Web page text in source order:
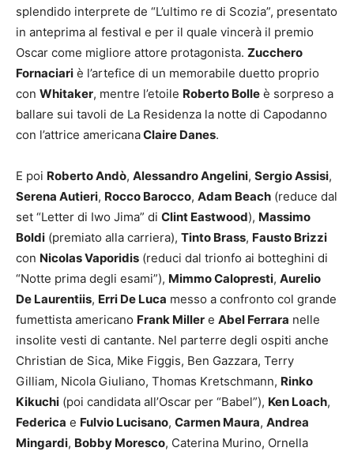
splendido interprete de “L’ultimo re di Scozia”, presentato
in anteprima al festival e per il quale vincerà il premio
Oscar come migliore attore protagonista. Zucchero
Fornaciari è l’artefice di un memorabile duetto proprio
con Whitaker, mentre l’etoile Roberto Bolle è sorpreso a
ballare sui tavoli de La Residenza la notte di Capodanno
con l’attrice americanaClaire Danes.
E poi Roberto Andò, Alessandro Angelini, Sergio Assisi,
Serena Autieri, Rocco Barocco, Adam Beach (reduce dal
set “Letter di Iwo Jima” di Clint Eastwood), Massimo
Boldi (premiato alla carriera), Tinto Brass, Fausto Brizzi
con Nicolas Vaporidis (reduci dal trionfo ai botteghini di
“Notte prima degli esami”), Mimmo Calopresti, Aurelio
De Laurentiis, Erri De Luca messo a confronto col grande
fumettista americano Frank Miller e Abel Ferrara nelle
insolite vesti di cantante. Nel parterre degli ospiti anche
Christian de Sica, Mike Figgis, Ben Gazzara, Terry
Gilliam, Nicola Giuliano, Thomas Kretschmann, Rinko
Kikuchi (poi candidata all’Oscar per “Babel”), Ken Loach,
Federica e Fulvio Lucisano, Carmen Maura, Andrea
Mingardi, Bobby Moresco, Caterina Murino, Ornella